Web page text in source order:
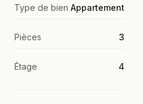
Type de bien Appartement
Pièces 3
Étage 4